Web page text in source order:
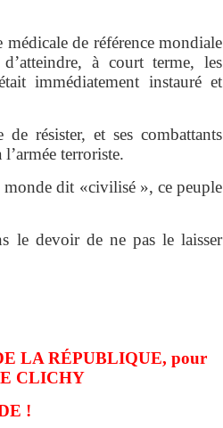
de référence mondiale
à court terme, les
immédiatement instauré et
résister, et ses combattants
terroriste.
dit «civilisé », ce peuple
le devoir de ne pas le laisser
LA RÉPUBLIQUE, pour
CLICHY
!